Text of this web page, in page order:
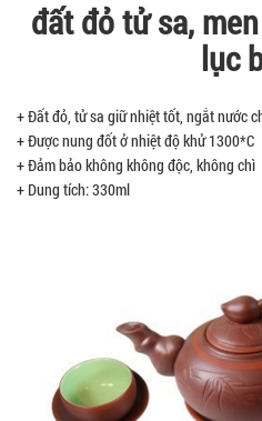
đất đỏ tử sa,
lục
+ Đất đỏ, tử sa giữ nhiệt tốt, ngắt nước
+ Được nung đốt ở nhiệt độ khử 1300*C
+ Đảm bảo không không độc, không chì
+ Dung tích: 330ml